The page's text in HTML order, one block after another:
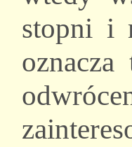
stopni i